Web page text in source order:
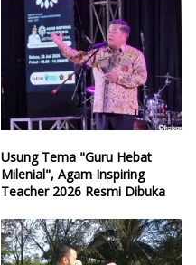
Usung Tema "Guru Hebat
Milenial", Agam Inspiring
Teacher 2026 Resmi Dibuka